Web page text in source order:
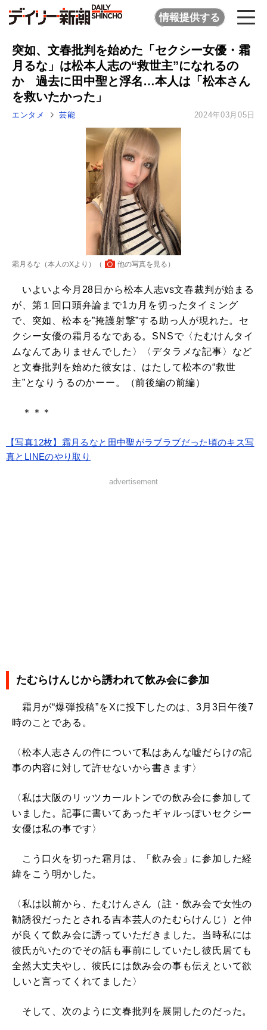
情報提供する
突如、文春批判を始めた「セクシー女優・霜
月るな」は松本人志の“救世主”になれるの
か 過去に田中聖と浮名…本人は「松本さん
を救いたかった」
エンタメ 芸能 2024年03月05日
霜月るな（本人のXより）（ 他の写真を見る ）
いよいよ今月28日から松本人志vs文春裁判が始まる
が、第１回口頭弁論まで1カ月を切ったタイミング
で、突如、松本を”掩護射撃”する助っ人が現れた。セ
クシー女優の霜月るなである。SNSで〈たむけんタイ
ムなんてありませんでした〉〈デタラメな記事〉など
と文春批判を始めた彼女は、はたして松本の“救世
主”となりうるのかーー。（前後編の前編）
＊＊＊
【写真12枚】霜月るなと田中聖がラブラブだった頃のキス写
真とLINEのやり取り
advertisement
たむらけんじから誘われて飲み会に参加
霜月が“爆弾投稿”をXに投下したのは、3月3日午後7
時のことである。
〈松本人志さんの件について私はあんな嘘だらけの記
事の内容に対して許せないから書きます〉
〈私は大阪のリッツカールトンでの飲み会に参加して
いました。記事に書いてあったギャルっぽいセクシー
女優は私の事です〉
こう口火を切った霜月は、「飲み会」に参加した経
緯をこう明かした。
〈私は以前から、たむけんさん（註・飲み会で女性の
勧誘役だったとされる吉本芸人のたむらけんじ）と仲
が良くて飲み会に誘っていただきました。当時私には
彼氏がいたのでその話も事前にしていたし彼氏居ても
全然大丈夫やし、彼氏には飲み会の事も伝えといて欲
しいと言ってくれてました〉
そして、次のように文春批判を展開したのだった。